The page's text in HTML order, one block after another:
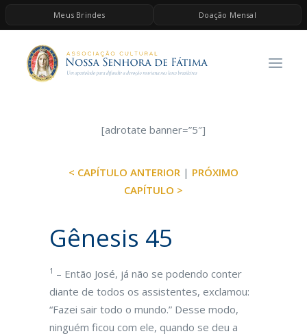
Meus Brindes Doação Mensal
HOME
A ASSOCIAÇÃO
ESPIRITUALIDADE
BRINDES
[adrotate banner=”5″]
< CAPÍTULO ANTERIOR | PRÓXIMO
CAPÍTULO >
Gênesis 45
1 – Então José, já não se podendo conter
diante de todos os assistentes, exclamou:
“Fazei sair todo o mundo.” Desse modo,
ninguém ficou com ele, quando se deu a